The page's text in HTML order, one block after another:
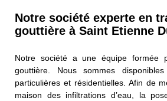
Notre société experte en
gouttière à Saint Etienne
Notre société a une équipe formée
gouttière. Nous sommes
particulières et résidentielles. Afin de
maison des infiltrations d’eau, la